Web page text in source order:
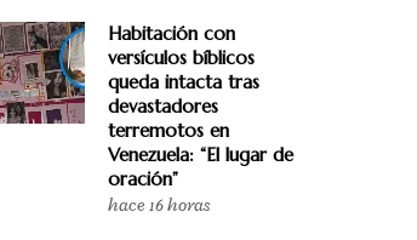
Habitación con
versículos bíblicos
queda intacta tras
devastadores
terremotos en
Venezuela: “El lugar de
oración”
hace 16 horas